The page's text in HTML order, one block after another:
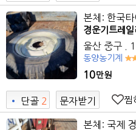
본체: 한국
경운기트레
울산 중구 .
동양농기계
10만원
• 단골 2
9
문자받기 찜
본체: 국제